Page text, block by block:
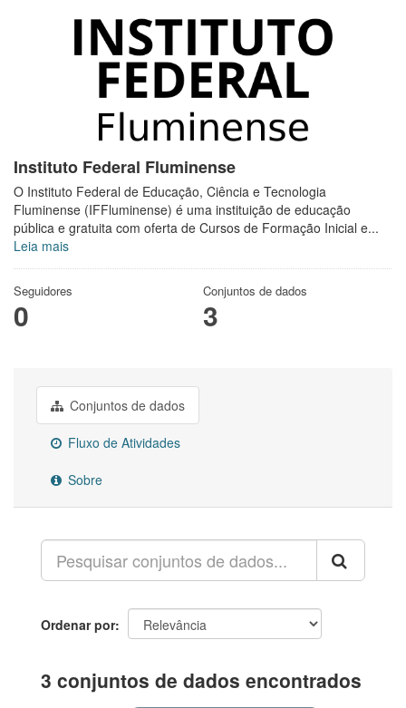
Instituto Federal Fluminense
O Instituto Federal de Educação, Ciência e Tecnologia
Fluminense (IFFluminense) é uma instituição de educação
pública e gratuita com oferta de Cursos de Formação Inicial e...
Leia mais
Seguidores
0
Conjuntos de dados
3
Conjuntos de dados
Fluxo de Atividades
Sobre
Ordenar por
3 conjuntos de dados encontrados